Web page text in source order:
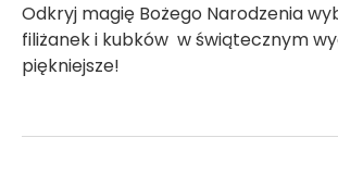
Odkryj magię Bożego Narodzenia
filiżanek i kubków w świątecznym
piękniejsze!